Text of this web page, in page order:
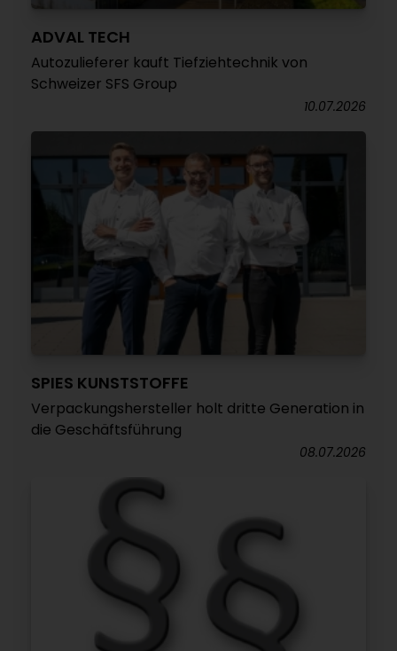
ADVAL TECH
Autozulieferer kauft Tiefziehtechnik von
Schweizer SFS Group
10.07.2026
SPIES KUNSTSTOFFE
Verpackungshersteller holt dritte Generation in
die Geschäftsführung
08.07.2026